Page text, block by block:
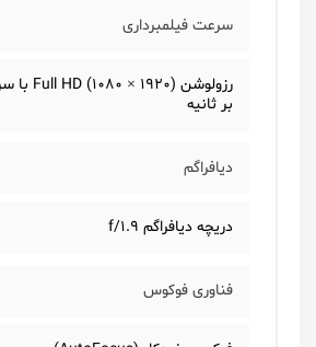
سرعت فیلمبرداری
بر ثانیه
دیافراگم
دریچه دیافراگم f/1.9
فناوری فوکوس